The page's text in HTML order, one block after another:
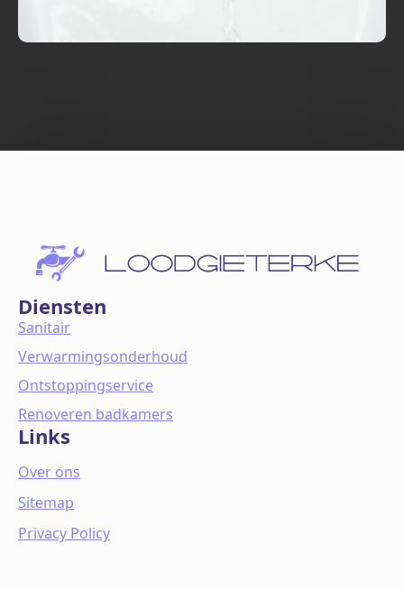
Diensten
Sanitair
Verwarmingsonderhoud
Ontstoppingservice
Renoveren badkamers
Links
Over ons
Sitemap
Privacy Policy